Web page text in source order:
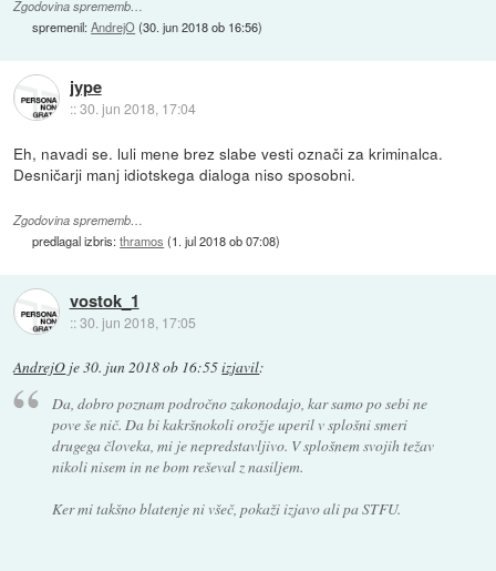
Zgodovina sprememb…
spremenil:AndrejO(30. jun 2018 ob 16:56)
jype
::30. jun 2018, 17:04
Eh, navadi se. luli mene brez slabe vesti označi za kriminalca.
Desničarji manj idiotskega dialoga niso sposobni.
Zgodovina sprememb…
predlagal izbris:thramos (1. jul 2018 ob 07:08)
vostok_1
::30. jun 2018, 17:05
AndrejO je30. jun 2018 ob 16:55izjavil:
Da, dobro poznam področno zakonodajo, kar samo po sebi ne
pove še nič. Da bi kakršnokoli orožje uperil v splošni smeri
drugega človeka, mi je nepredstavljivo. V splošnem svojih težav
nikoli nisem in ne bom reševal z nasiljem.
Ker mi takšno blatenje ni všeč, pokaži izjavo ali pa STFU.